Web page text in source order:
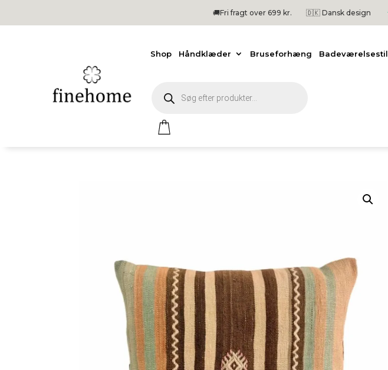
🚚Fri fragt over 699 kr. 🇩🇰 Dansk design
Shop Håndklæder Bruseforhæng
search